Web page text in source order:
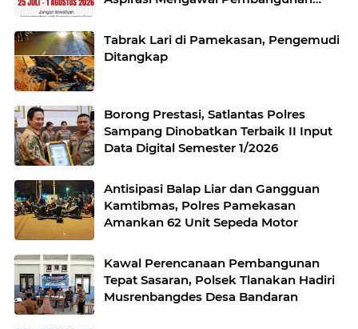
Tabrak Lari di Pamekasan, Pengemudi
Ditangkap
Borong Prestasi, Satlantas Polres
Sampang Dinobatkan Terbaik II Input
Data Digital Semester 1/2026
Antisipasi Balap Liar dan Gangguan
Kamtibmas, Polres Pamekasan
Amankan 62 Unit Sepeda Motor
Kawal Perencanaan Pembangunan
Tepat Sasaran, Polsek Tlanakan Hadiri
Musrenbangdes Desa Bandaran